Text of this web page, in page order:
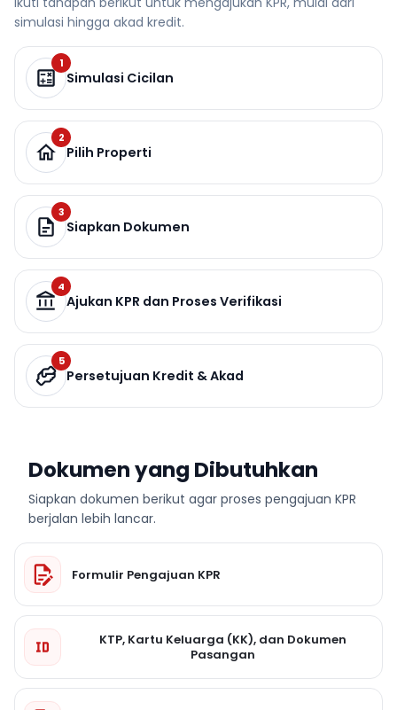
simulasi hingga akad kredit.
1
Simulasi Cicilan
2
Pilih Properti
3
Siapkan Dokumen
4
Ajukan KPR dan Proses Verifikasi
5
Persetujuan Kredit & Akad
Dokumen yang Dibutuhkan
Siapkan dokumen berikut agar proses pengajuan KPR
berjalan lebih lancar.
Formulir Pengajuan KPR
KTP, Kartu Keluarga (KK), dan Dokumen
Pasangan